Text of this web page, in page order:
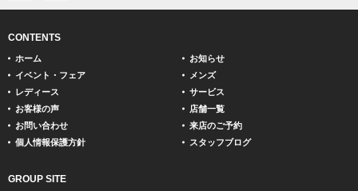
CONTENTS
ホーム
お知らせ
イベント・フェア
メンズ
レディース
サービス
お客様の声
店舗一覧
お問い合わせ
来店のご予約
個人情報保護方針
スタッフブログ
GROUP SITE